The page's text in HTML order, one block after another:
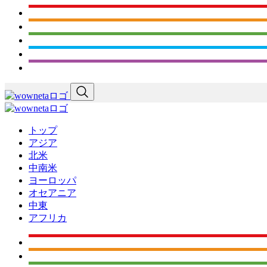
トップ
アジア
北米
中南米
ヨーロッパ
オセアニア
中東
アフリカ